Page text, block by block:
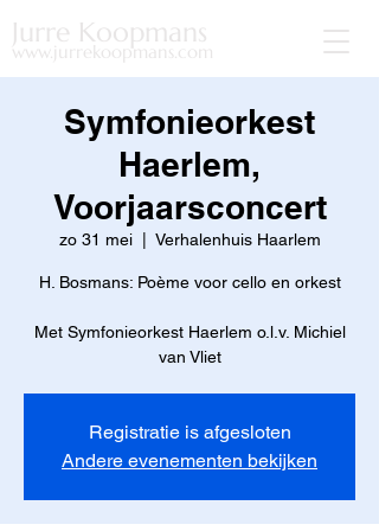
Jurre Koopmans
www.jurrekoopmans.com
Symfonieorkest
Haerlem,
Voorjaarsconcert
zo 31 mei
  |
Verhalenhuis Haarlem
H. Bosmans: Poème voor cello en orkest
Met Symfonieorkest Haerlem o.l.v. Michiel
van Vliet
Registratie is afgesloten
Andere evenementen bekijken